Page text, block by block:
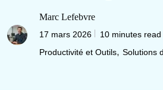
Marc Lefebvre
17 mars 2026
10 minutes read
Productivité et Outils, Solutions